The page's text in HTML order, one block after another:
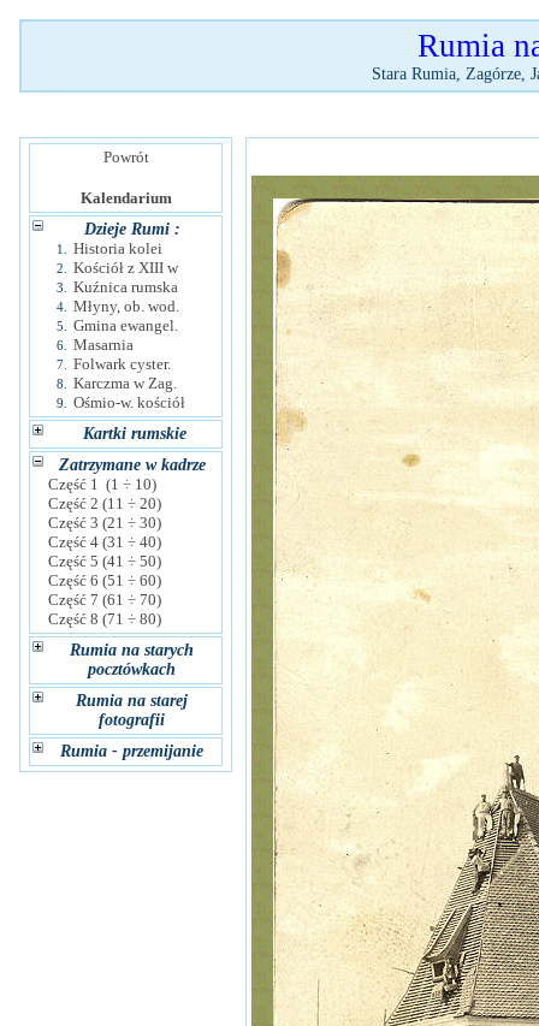
Rumia
Stara Rumia, Zagórze,
Powrót
Kalendarium
Dzieje Rumi :
1. Historia kolei
2. Kościół z XIII w
3. Kuźnica rumska
4. Młyny, ob. wod.
5. Gmina ewangel.
6. Masarnia
7. Folwark cyster.
8. Karczma w Zag.
9.
Ośmio-w. kościół
Kartki rumskie
Zatrzymane w kadrze
Część 1 (1 ÷ 10)
Część 2 (11 ÷ 20)
Część 3 (21 ÷ 30)
Część 4 (31 ÷ 40)
Część 5 (41 ÷ 50)
Część 6 (51 ÷ 60)
Część 7 (61 ÷ 70)
Część 8 (71 ÷ 80)
Rumia na starych
pocztówkach
Rumia na starej
fotografii
Rumia - przemijanie